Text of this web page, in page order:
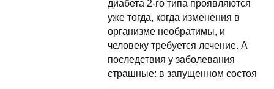
диабета 2-го типа проявляются
уже тогда, когда изменения в
организме необратимы, и
человеку требуется лечение. А
последствия у заболевания
страшные: в запущенном состоя